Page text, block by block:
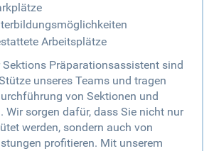
Arbeitsplätze
Präparationsassistent sind
unseres Teams und tragen
von Sektionen und
Wir sorgen dafür, dass Sie nicht nur
werden, sondern auch von
profitieren. Mit unserem